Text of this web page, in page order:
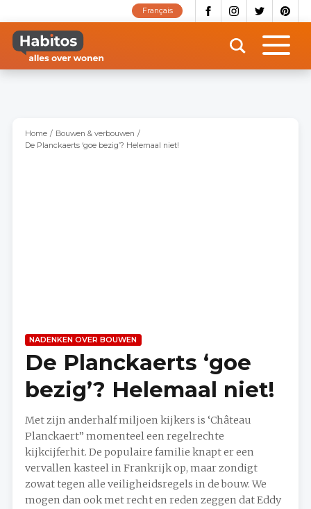
naar
inhoud
gaan
Français
Home
Bouwen & verbouwen
De Planckaerts ‘goe bezig’? Helemaal niet!
NADENKEN OVER BOUWEN
De Planckaerts ‘goe
bezig’? Helemaal niet!
Met zijn anderhalf miljoen kijkers is ‘Château
Planckaert” momenteel een regelrechte
kijkcijferhit. De populaire familie knapt er een
vervallen kasteel in Frankrijk op, maar zondigt
zowat tegen alle veiligheidsregels in de bouw. We
mogen dan ook met recht en reden zeggen dat Eddy